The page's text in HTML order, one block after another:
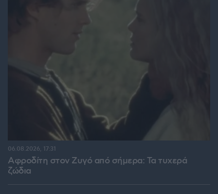
Αφροδίτη στον Ζυγό από σήμερα: Τα τυχερά
ζώδια
06.08.2026, 17:31